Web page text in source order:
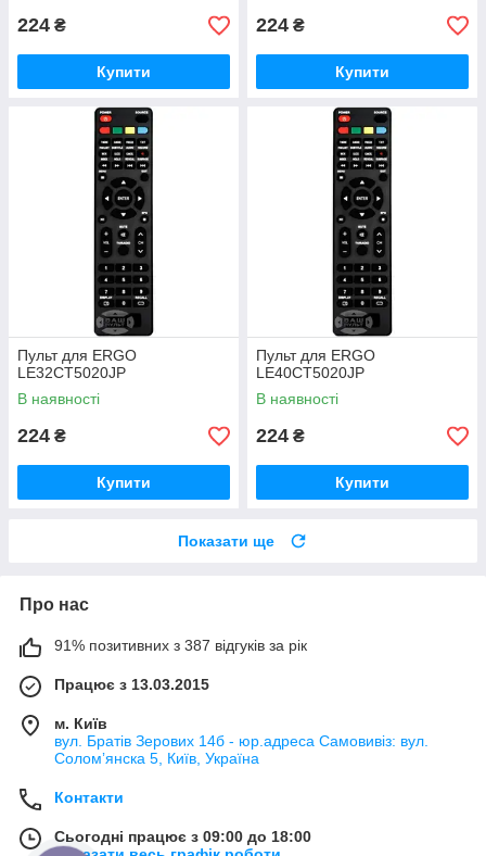
224 ₴
Купити
224 ₴
Купити
Пульт для ERGO
LE32CT5020JP
В наявності
224 ₴
Купити
Пульт для ERGO
LE40CT5020JP
В наявності
224 ₴
Купити
Показати ще
Про нас
91% позитивних з 387 відгуків за рік
Працює з 13.03.2015
м. Київ
вул. Братів Зерових 14б - юр.адреса Самовивіз: вул.
Соломʼянска 5, Київ, Україна
Контакти
Сьогодні працює з 09:00 до 18:00